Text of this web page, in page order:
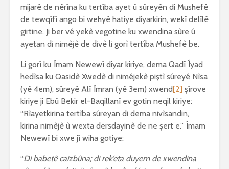
mijarê de nêrîna ku tertîba ayet û sûreyên di Mushefê
de tewqîfî ango bi wehyê hatiye diyarkirin, wekî delîlê
girtine. Ji ber vê yekê vegotine ku xwendina sûre û
ayetan di nimêjê de divê li gorî tertîba Mushefê be.
Li gorî ku Îmam Newewî diyar kiriye, dema Qadî Îyad
hedîsa ku Qasidê Xwedê di nimêjekê piştî sûreyê Nîsa
(yê 4em), sûreyê Alî Îmran (yê 3em) xwend[2] şîrove
kiriye ji Ebû Bekir el-Baqillanî ev gotin neqil kiriye:
“Rîayetkirina tertîba sûreyan di dema nivîsandin,
kirina nimêjê û wexta dersdayinê de ne şert e.” Îmam
Newewî bi xwe jî wiha gotiye:
“Di babetê caizbûna; di rek‘eta duyem de xwendina